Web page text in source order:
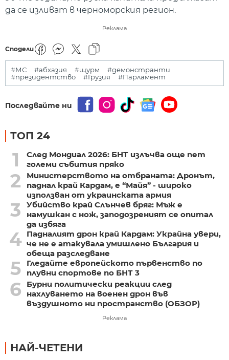
да се изливат в черноморския регион.
Реклама
Сподели
#МС #абхазия #щурм
#демонстранти
#президентство
#Грузия #Парламент
Последвайте ни
ТОП 24
1
След Мондиал 2026: БНТ излъчва още пет
големи събития пряко
2
Министерството на отбраната: Дронът,
паднал край Кардам, е “Майя” - широко
използван от украинската армия
3
Убийство край Слънчев бряг: Мъж е
намушкан с нож, заподозреният се опитал
да избяга
4 Падналият дрон край Кардам: Украйна увери,
че не е атакувала умишлено България и
обеща разследване
5
Гледайте европейското първенство по
плувни спортове по БНТ 3
6
Бурни политически реакции след
нахлуването на военен дрон във
въздушното ни пространство (ОБЗОР)
Реклама
НАЙ-ЧЕТЕНИ